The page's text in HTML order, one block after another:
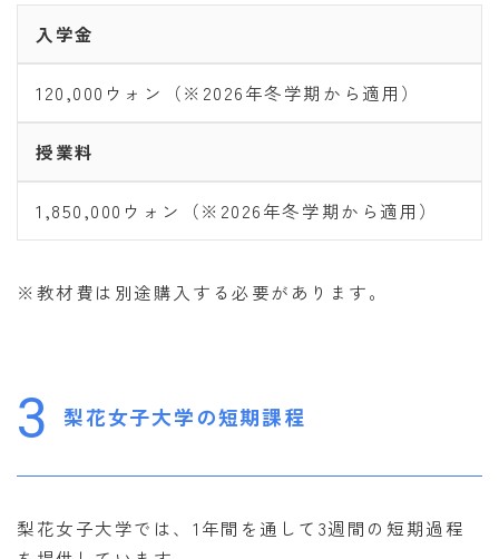
入学金
120,000ウォン（※2026年冬学期から適用）
授業料
1,850,000ウォン（※2026年冬学期から適用）
※教材費は別途購入する必要があります。
3 梨花女子大学の短期課程
梨花女子大学では、1年間を通して3週間の短期過程